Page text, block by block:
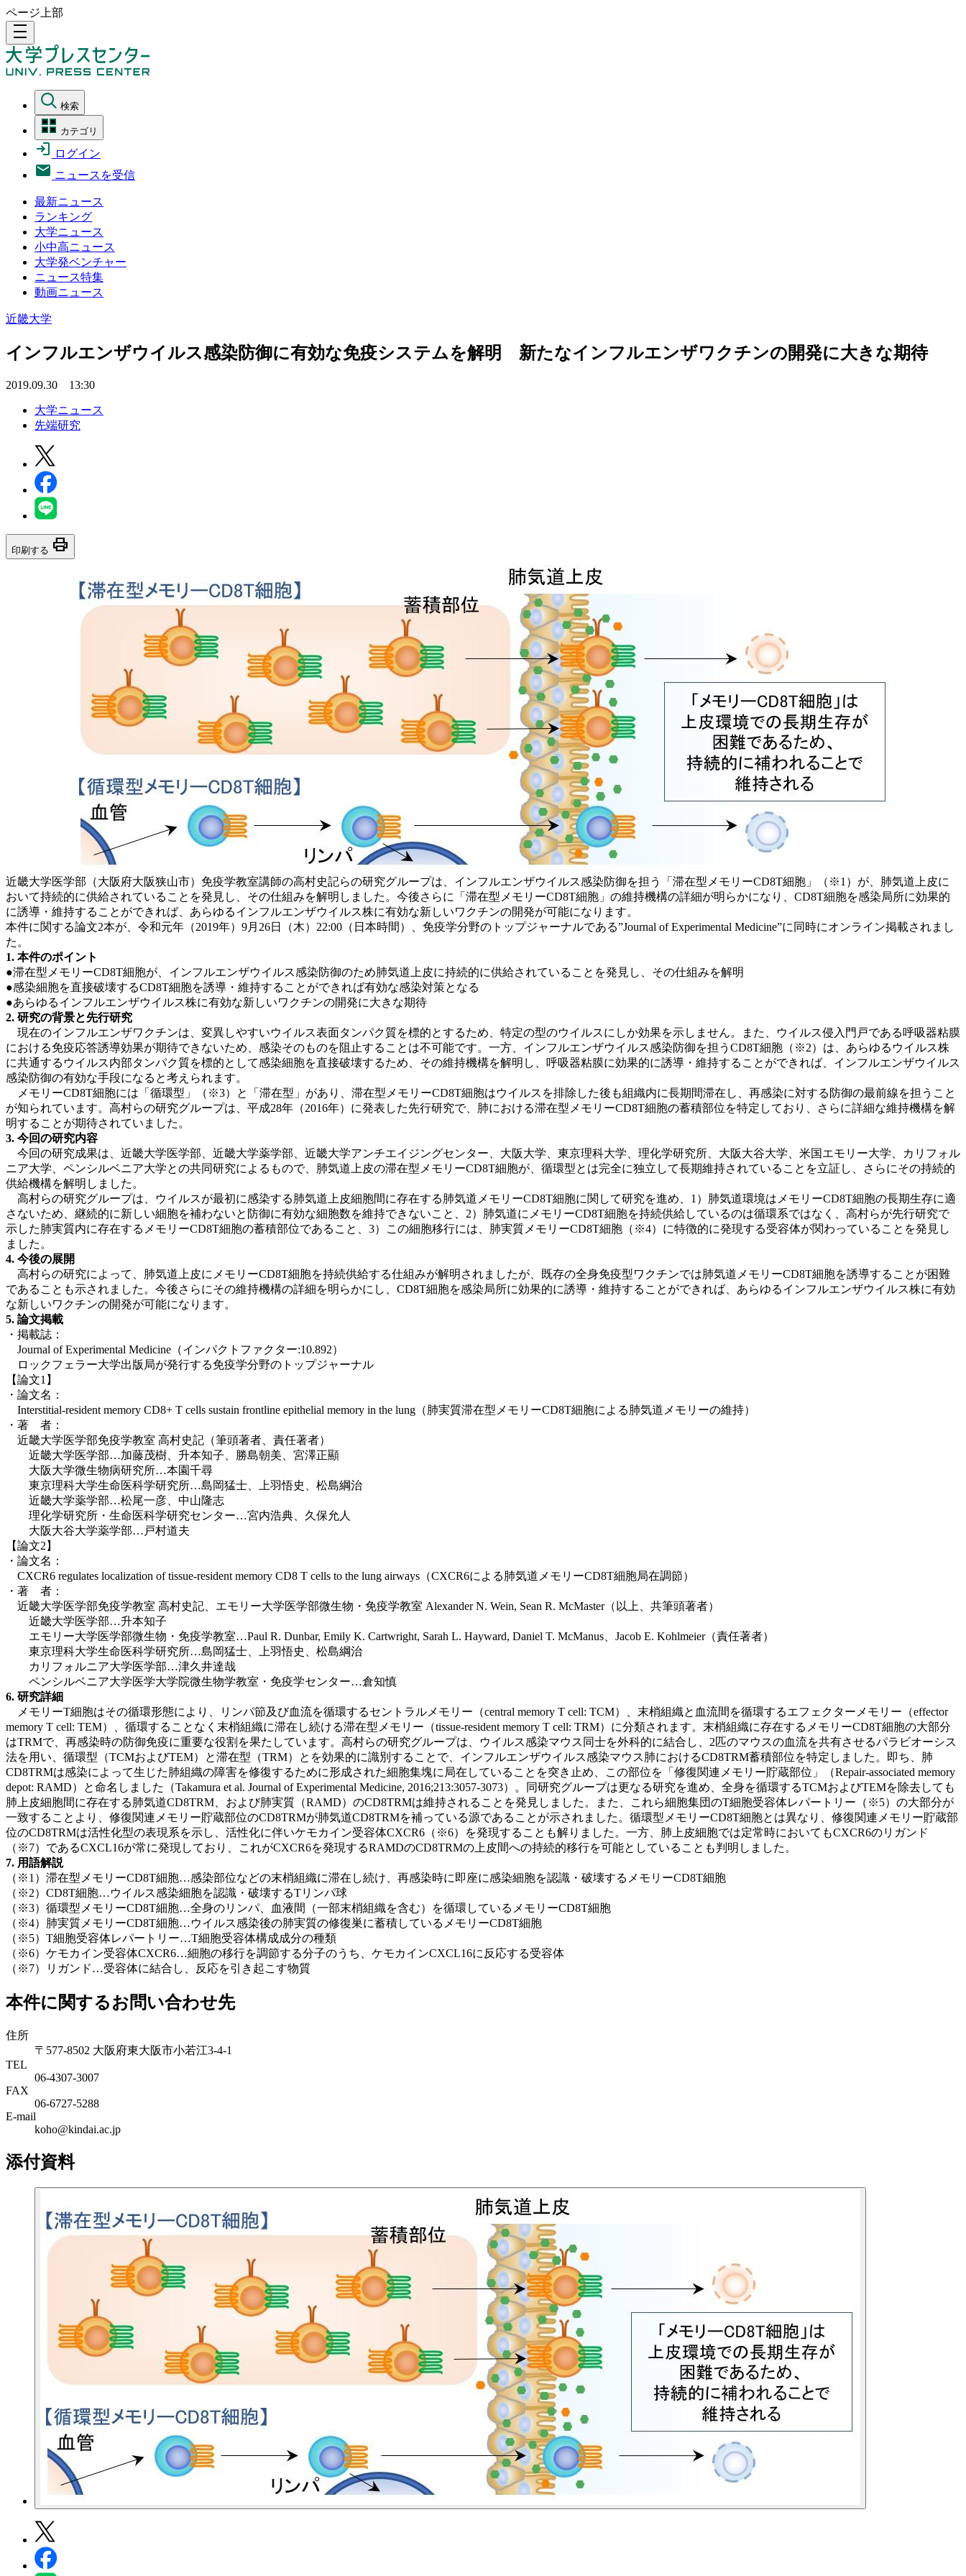
ページ上部
density_medium
検索
カテゴリ
ログイン
ニュースを受信
最新ニュース
ランキング
大学ニュース
小中高ニュース
大学発ベンチャー
ニュース特集
動画ニュース
近畿大学
インフルエンザウイルス感染防御に有効な免疫システムを解明 新たなインフルエンザワクチンの開発に大きな期待
2019.09.30 13:30
大学ニュース
先端研究
印刷する print
近畿大学医学部（大阪府大阪狭山市）免疫学教室講師の高村史記らの研究グループは、インフルエンザウイルス感染防御を担う「滞在型メモリーCD8T細胞」（※1）が、肺気道上皮に
おいて持続的に供給されていることを発見し、その仕組みを解明しました。今後さらに「滞在型メモリーCD8T細胞」の維持機構の詳細が明らかになり、CD8T細胞を感染局所に効果的
に誘導・維持することができれば、あらゆるインフルエンザウイルス株に有効な新しいワクチンの開発が可能になります。
本件に関する論文2本が、令和元年（2019年）9月26日（木）22:00（日本時間）、免疫学分野のトップジャーナルである”Journal of Experimental Medicine”に同時にオンライン掲載されまし
た。
1. 本件のポイント
●滞在型メモリーCD8T細胞が、インフルエンザウイルス感染防御のため肺気道上皮に持続的に供給されていることを発見し、その仕組みを解明
●感染細胞を直接破壊するCD8T細胞を誘導・維持することができれば有効な感染対策となる
●あらゆるインフルエンザウイルス株に有効な新しいワクチンの開発に大きな期待
2. 研究の背景と先行研究
現在のインフルエンザワクチンは、変異しやすいウイルス表面タンパク質を標的とするため、特定の型のウイルスにしか効果を示しません。また、ウイルス侵入門戸である呼吸器粘膜
における免疫応答誘導効果が期待できないため、感染そのものを阻止することは不可能です。一方、インフルエンザウイルス感染防御を担うCD8T細胞（※2）は、あらゆるウイルス株
に共通するウイルス内部タンパク質を標的として感染細胞を直接破壊するため、その維持機構を解明し、呼吸器粘膜に効果的に誘導・維持することができれば、インフルエンザウイルス
感染防御の有効な手段になると考えられます。
メモリーCD8T細胞には「循環型」（※3）と「滞在型」があり、滞在型メモリーCD8T細胞はウイルスを排除した後も組織内に長期間滞在し、再感染に対する防御の最前線を担うこと
が知られています。高村らの研究グループは、平成28年（2016年）に発表した先行研究で、肺における滞在型メモリーCD8T細胞の蓄積部位を特定しており、さらに詳細な維持機構を解
明することが期待されていました。
3. 今回の研究内容
今回の研究成果は、近畿大学医学部、近畿大学薬学部、近畿大学アンチエイジングセンター、大阪大学、東京理科大学、理化学研究所、大阪大谷大学、米国エモリー大学、カリフォル
ニア大学、ペンシルベニア大学との共同研究によるもので、肺気道上皮の滞在型メモリーCD8T細胞が、循環型とは完全に独立して長期維持されていることを立証し、さらにその持続的
供給機構を解明しました。
高村らの研究グループは、ウイルスが最初に感染する肺気道上皮細胞間に存在する肺気道メモリーCD8T細胞に関して研究を進め、1）肺気道環境はメモリーCD8T細胞の長期生存に適
さないため、継続的に新しい細胞を補わないと防御に有効な細胞数を維持できないこと、2）肺気道にメモリーCD8T細胞を持続供給しているのは循環系ではなく、高村らが先行研究で
示した肺実質内に存在するメモリーCD8T細胞の蓄積部位であること、3）この細胞移行には、肺実質メモリーCD8T細胞（※4）に特徴的に発現する受容体が関わっていることを発見し
ました。
4. 今後の展開
高村らの研究によって、肺気道上皮にメモリーCD8T細胞を持続供給する仕組みが解明されましたが、既存の全身免疫型ワクチンでは肺気道メモリーCD8T細胞を誘導することが困難
であることも示されました。今後さらにその維持機構の詳細を明らかにし、CD8T細胞を感染局所に効果的に誘導・維持することができれば、あらゆるインフルエンザウイルス株に有効
な新しいワクチンの開発が可能になります。
5. 論文掲載
・掲載誌：
Journal of Experimental Medicine（インパクトファクター:10.892）
ロックフェラー大学出版局が発行する免疫学分野のトップジャーナル
【論文1】
・論文名：
Interstitial-resident memory CD8+ T cells sustain frontline epithelial memory in the lung（肺実質滞在型メモリーCD8T細胞による肺気道メモリーの維持）
・著 者：
近畿大学医学部免疫学教室 高村史記（筆頭著者、責任著者）
近畿大学医学部…加藤茂樹、升本知子、勝島朝美、宮澤正顯
大阪大学微生物病研究所…本園千尋
東京理科大学生命医科学研究所…島岡猛士、上羽悟史、松島綱治
近畿大学薬学部…松尾一彦、中山隆志
理化学研究所・生命医科学研究センター…宮内浩典、久保允人
大阪大谷大学薬学部…戸村道夫
【論文2】
・論文名：
CXCR6 regulates localization of tissue-resident memory CD8 T cells to the lung airways（CXCR6による肺気道メモリーCD8T細胞局在調節）
・著 者：
近畿大学医学部免疫学教室 高村史記、エモリー大学医学部微生物・免疫学教室 Alexander N. Wein, Sean R. McMaster（以上、共筆頭著者）
近畿大学医学部…升本知子
エモリー大学医学部微生物・免疫学教室…Paul R. Dunbar, Emily K. Cartwright, Sarah L. Hayward, Daniel T. McManus、Jacob E. Kohlmeier（責任著者）
東京理科大学生命医科学研究所…島岡猛士、上羽悟史、松島綱治
カリフォルニア大学医学部…津久井達哉
ペンシルベニア大学医学大学院微生物学教室・免疫学センター…倉知慎
6. 研究詳細
メモリーT細胞はその循環形態により、リンパ節及び血流を循環するセントラルメモリー（central memory T cell: TCM）、末梢組織と血流間を循環するエフェクターメモリー（effector
memory T cell: TEM）、循環することなく末梢組織に滞在し続ける滞在型メモリー（tissue-resident memory T cell: TRM）に分類されます。末梢組織に存在するメモリーCD8T細胞の大部分
はTRMで、再感染時の防御免疫に重要な役割を果たしています。高村らの研究グループは、ウイルス感染マウス同士を外科的に結合し、2匹のマウスの血流を共有させるパラビオーシス
法を用い、循環型（TCMおよびTEM）と滞在型（TRM）とを効果的に識別することで、インフルエンザウイルス感染マウス肺におけるCD8TRM蓄積部位を特定しました。即ち、肺
CD8TRMは感染によって生じた肺組織の障害を修復するために形成された細胞集塊に局在していることを突き止め、この部位を「修復関連メモリー貯蔵部位」（Repair-associated memory
depot: RAMD）と命名しました（Takamura et al. Journal of Experimental Medicine, 2016;213:3057-3073）。同研究グループは更なる研究を進め、全身を循環するTCMおよびTEMを除去しても
肺上皮細胞間に存在する肺気道CD8TRM、および肺実質（RAMD）のCD8TRMは維持されることを発見しました。また、これら細胞集団のT細胞受容体レパートリー（※5）の大部分が
一致することより、修復関連メモリー貯蔵部位のCD8TRMが肺気道CD8TRMを補っている源であることが示されました。循環型メモリーCD8T細胞とは異なり、修復関連メモリー貯蔵部
位のCD8TRMは活性化型の表現系を示し、活性化に伴いケモカイン受容体CXCR6（※6）を発現することも解りました。一方、肺上皮細胞では定常時においてもCXCR6のリガンド
（※7）であるCXCL16が常に発現しており、これがCXCR6を発現するRAMDのCD8TRMの上皮間への持続的移行を可能としていることも判明しました。
7. 用語解説
（※1）滞在型メモリーCD8T細胞…感染部位などの末梢組織に滞在し続け、再感染時に即座に感染細胞を認識・破壊するメモリーCD8T細胞
（※2）CD8T細胞…ウイルス感染細胞を認識・破壊するTリンパ球
（※3）循環型メモリーCD8T細胞…全身のリンパ、血液間（一部末梢組織を含む）を循環しているメモリーCD8T細胞
（※4）肺実質メモリーCD8T細胞…ウイルス感染後の肺実質の修復巣に蓄積しているメモリーCD8T細胞
（※5）T細胞受容体レパートリー…T細胞受容体構成成分の種類
（※6）ケモカイン受容体CXCR6…細胞の移行を調節する分子のうち、ケモカインCXCL16に反応する受容体
（※7）リガンド…受容体に結合し、反応を引き起こす物質
本件に関するお問い合わせ先
住所
〒577-8502 大阪府東大阪市小若江3-4-1
TEL
06‐4307‐3007
FAX
06‐6727‐5288
E-mail
koho@kindai.ac.jp
添付資料